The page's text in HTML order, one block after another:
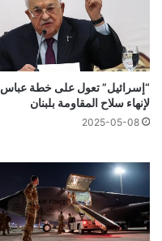
“إسرائيل” تعول على خطة عباس
لإنهاء سلاح المقاومة بلبنان
2025-05-08